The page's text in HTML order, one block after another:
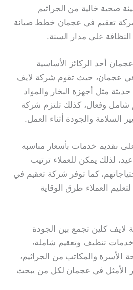
صحية خالية من الجراثيم
شركة تعقيم في عجمان خطط صيانة
على مدار السنة.
أحد الركائز الأساسية
عجمان، حيث تقوم شركة لايف
مثل أجهزة البخار والمواد
شامل وفعال، كذلك تلتزم شركة
السلامة والجودة أثناء العمل.
تقديم خدمات بأسعار مناسبة
لذلك يمكن للعملاء ترتيب
كما توفر شركة تعقيم في
العملاء طرق الوقاية
كلين تجمع بين الجودة
خدمات تنظيف وتعقيم شاملة،
والمكاتب من الجراثيم،
الأمثل في عجمان لكل من يبحث